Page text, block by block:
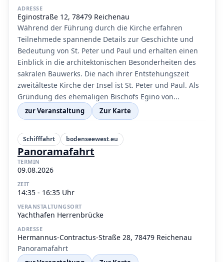
ADRESSE
Eginostraße 12, 78479 Reichenau
Während der Führung durch die Kirche erfahren
Teilnehmede spannende Details zur Geschichte und
Bedeutung von St. Peter und Paul und erhalten einen
Einblick in die architektonischen Besonderheiten des
sakralen Bauwerks. Die nach ihrer Entstehungszeit
zweitälteste Kirche der Insel ist St. Peter und Paul. Als
Gründung des ehemaligen Bischofs Egino von...
zur Veranstaltung Zur Karte
Schifffahrt bodenseewest.eu
Panoramafahrt
TERMIN
09.08.2026
ZEIT
14:35 - 16:35 Uhr
VERANSTALTUNGSORT
Yachthafen Herrenbrücke
ADRESSE
Hermannus-Contractus-Straße 28, 78479 Reichenau
Panoramafahrt